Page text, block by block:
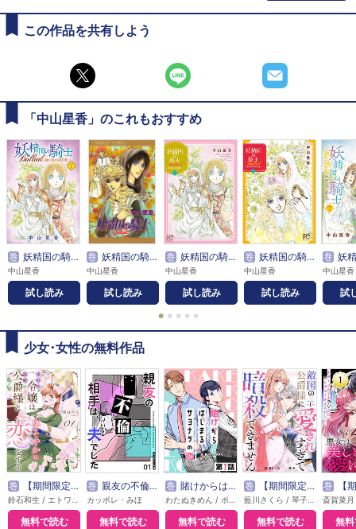
この作品を共有しよう
「中山星香」のこれもおすすめ
巻 妖精国の騎士 Ballad ～継ぐ視の守護者～(話売り)
中山星香
試し読み
巻 妖精国の騎士Ballad
中山星香
試し読み
巻 妖精国の騎士 Ballad ～継ぐ視の守護者～【電子単行本】
中山星香
試し読み
巻 妖精国の騎士Ballad ～金緑の谷に眠る竜～
中山星香
試し読み
巻 妖精国の騎士
中山星香
試
● ● ● ● ●
少女･女性の無料作品
巻 【期間限定無料】本好き令嬢は敏腕公爵様とひそやかに恋をする
無料で読む
巻 親友の不倫相手は、夫でした【単話版】
カッポレ・みほ
無料で読む
巻 賭けからはじまるサヨナラの恋【単話版】
無料で読む
巻 【期間限定無料】敵国の公爵様に愛されすぎて暗殺できません！
無料で読む
巻 【期間限定無
無